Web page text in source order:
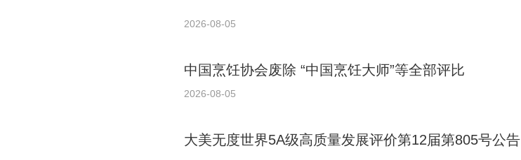
2026-08-05
中国烹饪协会废除 “中国烹饪大师”等全部评比
2026-08-05
大美无度世界5A级高质量发展评价第12届第805号公告